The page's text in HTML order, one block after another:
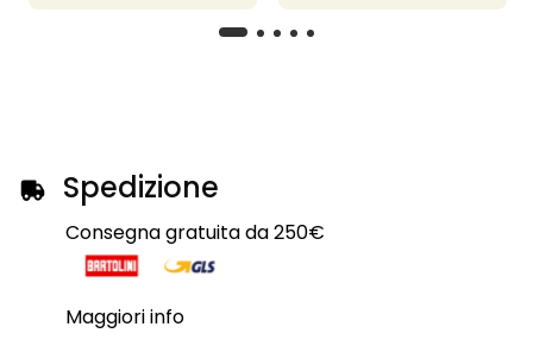
Spedizione
Consegna gratuita da 250€
Maggiori info